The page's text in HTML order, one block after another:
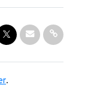
on Facebook
Share on Twitter
Share via Mail
Share link
.